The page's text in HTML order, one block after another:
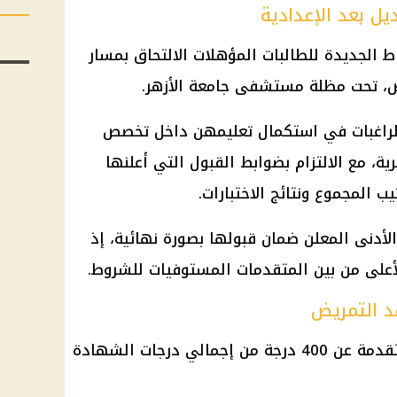
بعد الإعدادية
للطالبات المؤهلات الالتحاق بمسار
تحت مظلة مستشفى جامعة الأزهر.
في استكمال تعليمهن داخل تخصص
مع الالتزام بضوابط القبول التي أعلنها
المجموع ونتائج الاختبارات.
المعلن ضمان قبولها بصورة نهائية، إذ
من بين المتقدمات المستوفيات للشروط.
التمريض
يشترط ألا يقل مجموع الطالبة المتقدمة عن 400 درجة من إجمالي درجات الشهادة